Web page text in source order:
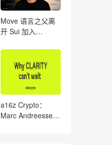
Move 语言之父离
开 Sui 加入
才正在批量流向 AI
a16z Crypto：
Marc Andreessen